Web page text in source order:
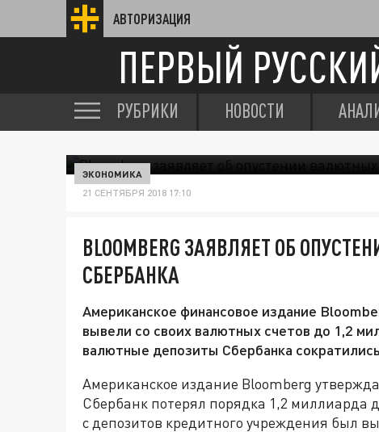
АВТОРИЗАЦИЯ
ПЕРВЫЙ
РУБРИКИ НОВОСТИ
ЭКОНОМИКА
21 СЕНТЯБРЯ 2018 17:10
BLOOMBERG ЗАЯВЛЯЕТ ОБ
СБЕРБАНКА
Американское финансовое издание
вывели со своих валютных счетов до 1,2
валютные депозиты Сбербанка
Американское издание Bloomberg
Сбербанк потерял порядка 1,2 миллиарда
с депозитов кредитного учреждения был